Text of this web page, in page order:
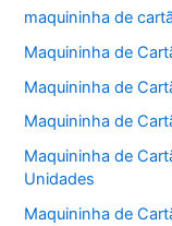
maquininha de
Maquininha de
Maquininha de
Maquininha de
Maquininha de
Unidades
Maquininha de